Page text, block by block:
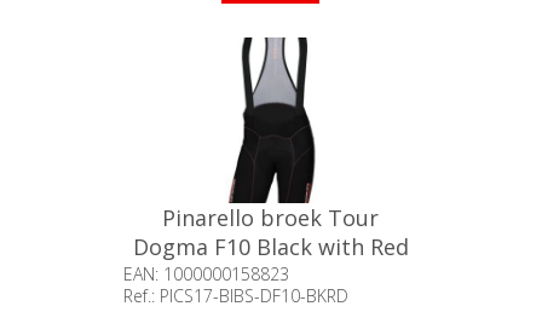
Pinarello broek Tour
Dogma F10 Black with Red
accents / M°
EAN: 1000000158823
Ref.: PICS17-BIBS-DF10-BKRD